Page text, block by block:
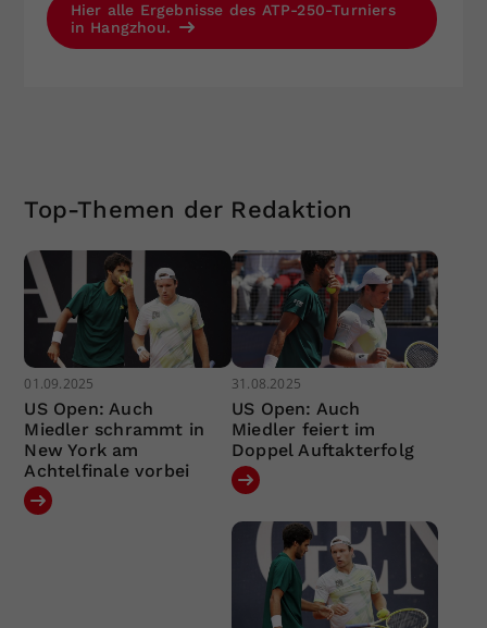
Hier alle Ergebnisse des ATP-250-Turniers
in Hangzhou.
Top-Themen der Redaktion
01.09.2025
US Open: Auch
Miedler schrammt in
New York am
Achtelfinale vorbei
31.08.2025
US Open: Auch
Miedler feiert im
Doppel Auftakterfolg